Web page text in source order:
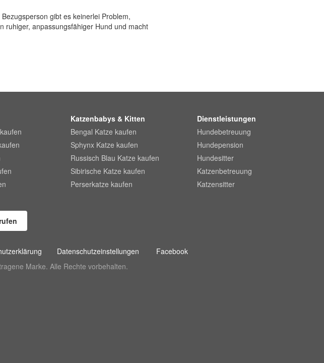
gibt es keinerlei Problem,
ruhiger, anpassungsfähiger Hund und macht
Katzenbabys & Kitten
Bengal Katze kaufen
Sphynx Katze kaufen
Russisch Blau Katze kaufen
Sibirische Katze kaufen
Perserkatze kaufen
Dienstleistungen
Hundebetreuung
Hundepension
Hundesitter
Katzenbetreuung
Katzensitter
Datenschutzeinstellungen
Facebook
Marke. Alle Rechte vorbehalten.